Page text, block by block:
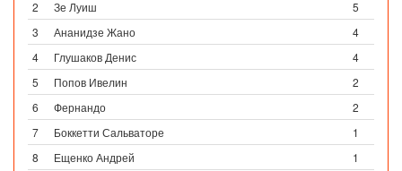
2
Зе Луиш
5
3
Ананидзе Жано
4
4
Глушаков Денис
4
5
Попов Ивелин
2
6
Фернандо
2
7
Боккетти Сальваторе
1
8
Ещенко Андрей
1